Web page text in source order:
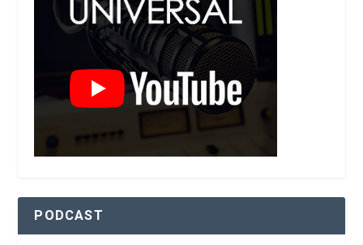
PODCAST